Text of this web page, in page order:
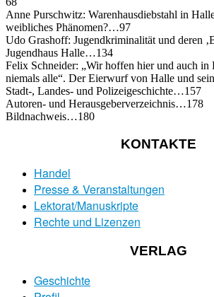
Anne Purschwitz: Warenhausdiebstahl in
weibliches Phänomen?…97
Udo Grashoff: Jugendkriminalität und deren
Jugendhaus Halle…134
Felix Schneider: „Wir hoffen hier und auch in
niemals alle“. Der Eierwurf von Halle und
Stadt-, Landes- und Polizeigeschichte…157
Autoren- und Herausgeberverzeichnis…178
Bildnachweis…180
KONTAKTE
Handel
Presse & Veranstaltungen
Lektorat/Manuskripte
Rechte und Lizenzen
VERLAG
Geschichte